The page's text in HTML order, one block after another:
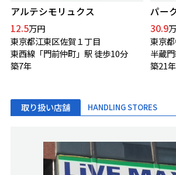
アルテシモリュクス
12.5万円
東京都江東区佐賀１丁目
東西線「門前仲町」駅 徒歩10分
築7年
パー
30.9
東京
半蔵
築21年
取り扱い店舗 HANDLING STORES